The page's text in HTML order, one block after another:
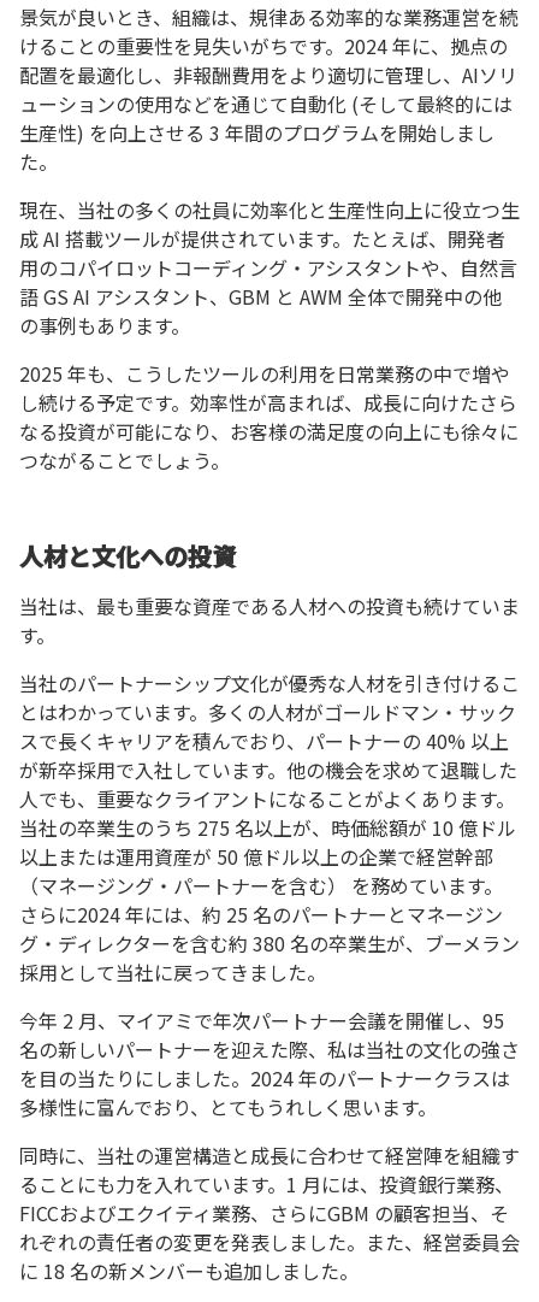
景気が良いとき、組織は、規律ある効率的な業務運営を続
けることの重要性を見失いがちです。2024 年に、拠点の
配置を最適化し、非報酬費用をより適切に管理し、AIソリ
ューションの使用などを通じて自動化 (そして最終的には
生産性) を向上させる 3 年間のプログラムを開始しまし
た。
現在、当社の多くの社員に効率化と生産性向上に役立つ生
成 AI 搭載ツールが提供されています。たとえば、開発者
用のコパイロットコーディング・アシスタントや、自然言
語 GS AI アシスタント、GBM と AWM 全体で開発中の他
の事例もあります。
2025 年も、こうしたツールの利用を日常業務の中で増や
し続ける予定です。効率性が高まれば、成長に向けたさら
なる投資が可能になり、お客様の満足度の向上にも徐々に
つながることでしょう。
人材と文化への投資
当社は、最も重要な資産である人材への投資も続けていま
す。
当社のパートナーシップ文化が優秀な人材を引き付けるこ
とはわかっています。多くの人材がゴールドマン・サック
スで長くキャリアを積んでおり、パートナーの 40% 以上
が新卒採用で入社しています。他の機会を求めて退職した
人でも、重要なクライアントになることがよくあります。
当社の卒業生のうち 275 名以上が、時価総額が 10 億ドル
以上または運用資産が 50 億ドル以上の企業で経営幹部
（マネージング・パートナーを含む） を務めています。
さらに2024 年には、約 25 名のパートナーとマネージン
グ・ディレクターを含む約 380 名の卒業生が、ブーメラン
採用として当社に戻ってきました。
今年 2 月、マイアミで年次パートナー会議を開催し、95
名の新しいパートナーを迎えた際、私は当社の文化の強さ
を目の当たりにしました。2024 年のパートナークラスは
多様性に富んでおり、とてもうれしく思います。
同時に、当社の運営構造と成長に合わせて経営陣を組織す
ることにも力を入れています。1 月には、投資銀行業務、
FICCおよびエクイティ業務、さらにGBM の顧客担当、そ
れぞれの責任者の変更を発表しました。また、経営委員会
に 18 名の新メンバーも追加しました。